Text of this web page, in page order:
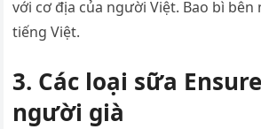
với cơ địa của người Việt. Bao bì
tiếng Việt.
3. Các loại sữa
người già